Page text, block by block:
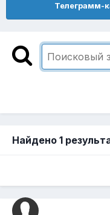
Телеграмм-
Найдено 1